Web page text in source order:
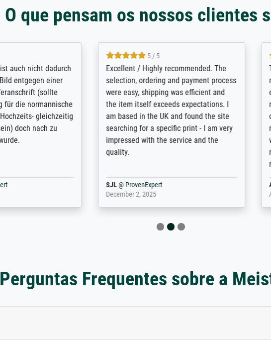
O que pensam os nossos clientes
Excellent / Highly recommended. The
selection, ordering and payment process
were easy, shipping was efficient and
the item itself exceeds expectations. I
am based in the UK and found the site
searching for a specific print - I am very
impressed with the service and the
The team at
meet its clients
expert advice on how to
results for the prints
client. The company has
repertoire of prints to
will provide excellent
regards to prints which
repertoire. Highly
Perguntas Frequentes sobre a